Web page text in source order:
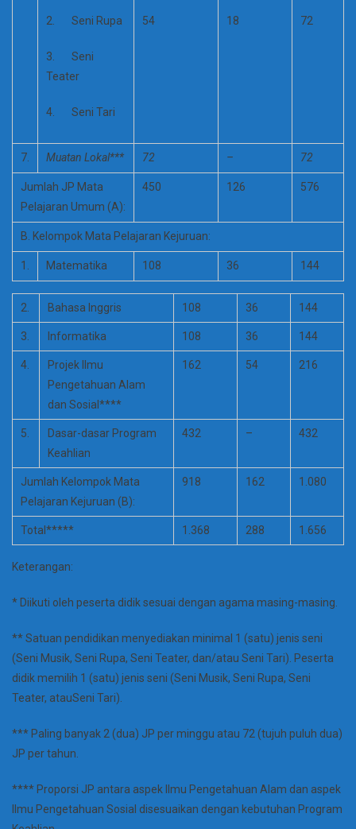
2. Seni Rupa
3. Seni
Teater
4. Seni Tari
54 18 72
7. Muatan Lokal*** 72 – 72
Jumlah JP Mata
Pelajaran Umum (A):
450 126 576
B. Kelompok Mata Pelajaran Kejuruan:
1. Matematika 108 36 144
2. Bahasa Inggris 108 36 144
3. Informatika 108 36 144
4.
Projek Ilmu
Pengetahuan Alam
dan Sosial****
162 54 216
5.
Dasar-dasar Program
Keahlian
432 – 432
Jumlah Kelompok Mata
Pelajaran Kejuruan (B):
918 162 1.080
Total***** 1.368 288 1.656
Keterangan:
* Diikuti oleh peserta didik sesuai dengan agama masing-masing.
** Satuan pendidikan menyediakan minimal 1 (satu) jenis seni
(Seni Musik, Seni Rupa, Seni Teater, dan/atau Seni Tari). Peserta
didik memilih 1 (satu) jenis seni (Seni Musik, Seni Rupa, Seni
Teater, atauSeni Tari).
*** Paling banyak 2 (dua) JP per minggu atau 72 (tujuh puluh dua)
JP per tahun.
**** Proporsi JP antara aspek Ilmu Pengetahuan Alam dan aspek
Ilmu Pengetahuan Sosial disesuaikan dengan kebutuhan Program